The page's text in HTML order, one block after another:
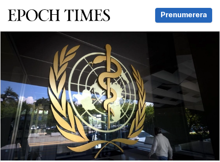
Svenska Epoch Times Prenumerera